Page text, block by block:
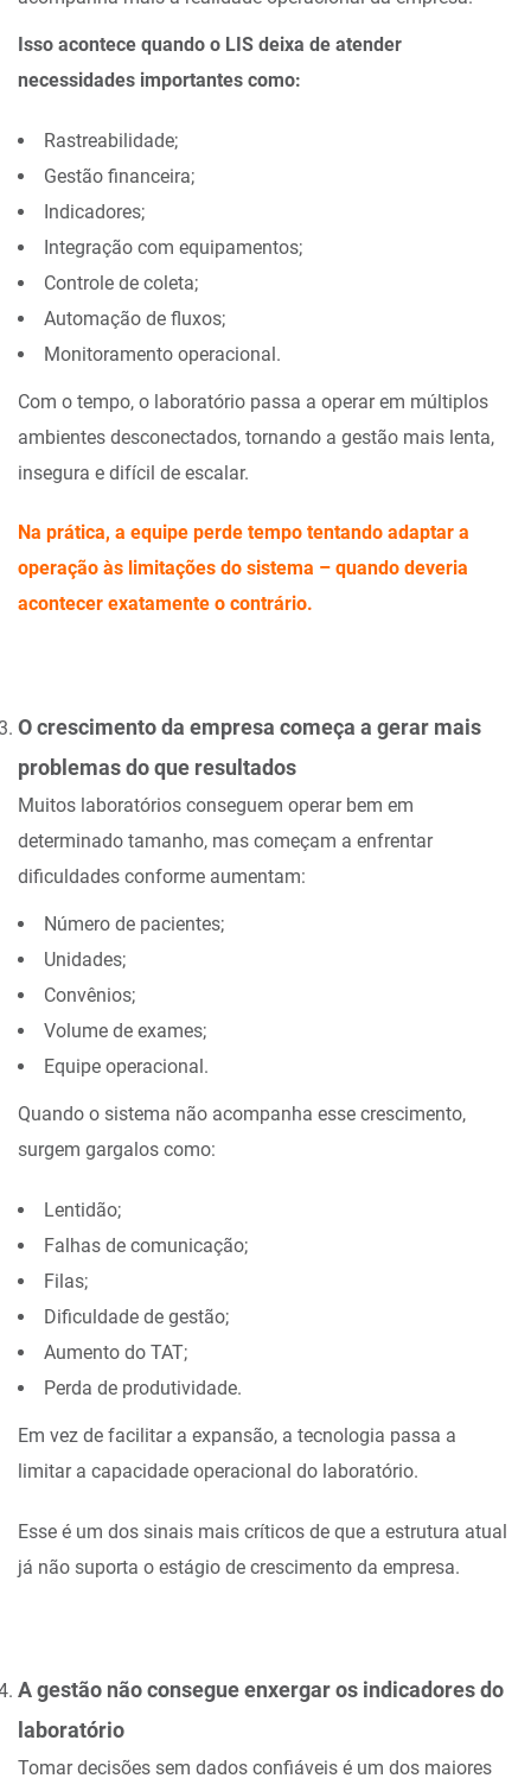
Isso acontece quando o LIS deixa de atender
necessidades importantes como:
Rastreabilidade;
Gestão financeira;
Indicadores;
Integração com equipamentos;
Controle de coleta;
Automação de fluxos;
Monitoramento operacional.
Com o tempo, o laboratório passa a operar em múltiplos
ambientes desconectados, tornando a gestão mais lenta,
insegura e difícil de escalar.
Na prática, a equipe perde tempo tentando adaptar a
operação às limitações do sistema – quando deveria
acontecer exatamente o contrário.
O crescimento da empresa começa a gerar mais
problemas do que resultados
Muitos laboratórios conseguem operar bem em
determinado tamanho, mas começam a enfrentar
dificuldades conforme aumentam:
Número de pacientes;
Unidades;
Convênios;
Volume de exames;
Equipe operacional.
Quando o sistema não acompanha esse crescimento,
surgem gargalos como:
Lentidão;
Falhas de comunicação;
Filas;
Dificuldade de gestão;
Aumento do TAT;
Perda de produtividade.
Em vez de facilitar a expansão, a tecnologia passa a
limitar a capacidade operacional do laboratório.
Esse é um dos sinais mais críticos de que a estrutura atual
já não suporta o estágio de crescimento da empresa.
A gestão não consegue enxergar os indicadores do
laboratório
Tomar decisões sem dados confiáveis é um dos maiores